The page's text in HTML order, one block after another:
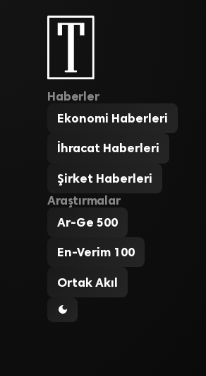
Haberler
Ekonomi Haberleri
İhracat Haberleri
Şirket Haberleri
Araştırmalar
Ar-Ge 500
En-Verim 100
Ortak Akıl